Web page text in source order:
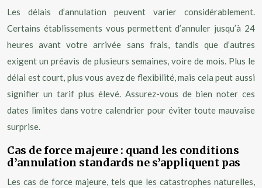
Les délais d’annulation peuvent varier considérablement.
Certains établissements vous permettent d’annuler jusqu’à 24
heures avant votre arrivée sans frais, tandis que d’autres
exigent un préavis de plusieurs semaines, voire de mois. Plus le
délai est court, plus vous avez de flexibilité, mais cela peut aussi
signifier un tarif plus élevé. Assurez-vous de bien noter ces
dates limites dans votre calendrier pour éviter toute mauvaise
surprise.
Cas de force majeure : quand les conditions
d’annulation standards ne s’appliquent pas
Les cas de force majeure, tels que les catastrophes naturelles,